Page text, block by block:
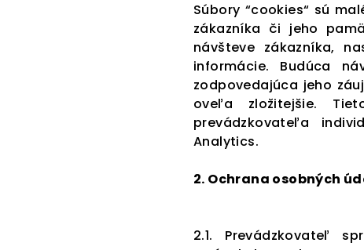
Súbory “cookies“ sú
zákazníka či jeho
návšteve zákazníka,
informácie. Budúca
zodpovedajúca jeho
oveľa zložitejšie.
prevádzkovateľa
Analytics.
2. Ochrana osobných
2.1. Prevádzkovateľ